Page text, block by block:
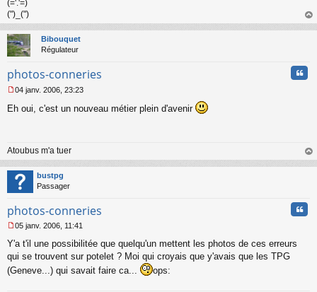
(='.'=)
(")_(")
au
Bibouquet
Régulateur
photos-conneries
e
g
e
n
o
n
u
04 janv. 2006, 23:23
Eh oui, c'est un nouveau métier plein d'avenir
Atoubus m'a tuer
au
bustpg
Passager
photos-conneries
e
s
s
a
05 janv. 2006, 11:41
Y'a t'il une possibilitée que quelqu'un mettent les photos de ces erreurs
qui se trouvent sur potelet ? Moi qui croyais que y'avais que les TPG
(Geneve...) qui savait faire ca...
ops: